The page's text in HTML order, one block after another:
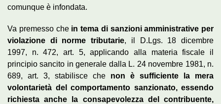
comunque è infondata.
Va premesso che in tema di sanzioni amministrative per
violazione di norme tributarie, il D.Lgs. 18 dicembre
1997, n. 472, art. 5, applicando alla materia fiscale il
principio sancito in generale dalla L. 24 novembre 1981, n.
689, art. 3, stabilisce che non è sufficiente la mera
volontarietà del comportamento sanzionato, essendo
richiesta anche la consapevolezza del contribuente,